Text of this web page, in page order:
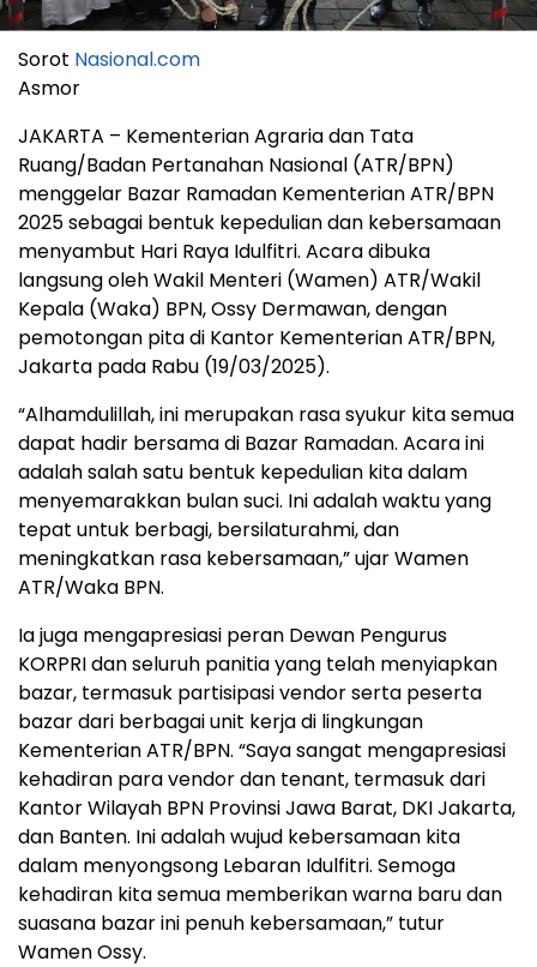
Sorot Nasional.com
Asmor
JAKARTA – Kementerian Agraria dan Tata
Ruang/Badan Pertanahan Nasional (ATR/BPN)
menggelar Bazar Ramadan Kementerian ATR/BPN
2025 sebagai bentuk kepedulian dan kebersamaan
menyambut Hari Raya Idulfitri. Acara dibuka
langsung oleh Wakil Menteri (Wamen) ATR/Wakil
Kepala (Waka) BPN, Ossy Dermawan, dengan
pemotongan pita di Kantor Kementerian ATR/BPN,
Jakarta pada Rabu (19/03/2025).
“Alhamdulillah, ini merupakan rasa syukur kita semua
dapat hadir bersama di Bazar Ramadan. Acara ini
adalah salah satu bentuk kepedulian kita dalam
menyemarakkan bulan suci. Ini adalah waktu yang
tepat untuk berbagi, bersilaturahmi, dan
meningkatkan rasa kebersamaan,” ujar Wamen
ATR/Waka BPN.
Ia juga mengapresiasi peran Dewan Pengurus
KORPRI dan seluruh panitia yang telah menyiapkan
bazar, termasuk partisipasi vendor serta peserta
bazar dari berbagai unit kerja di lingkungan
Kementerian ATR/BPN. “Saya sangat mengapresiasi
kehadiran para vendor dan tenant, termasuk dari
Kantor Wilayah BPN Provinsi Jawa Barat, DKI Jakarta,
dan Banten. Ini adalah wujud kebersamaan kita
dalam menyongsong Lebaran Idulfitri. Semoga
kehadiran kita semua memberikan warna baru dan
suasana bazar ini penuh kebersamaan,” tutur
Wamen Ossy.